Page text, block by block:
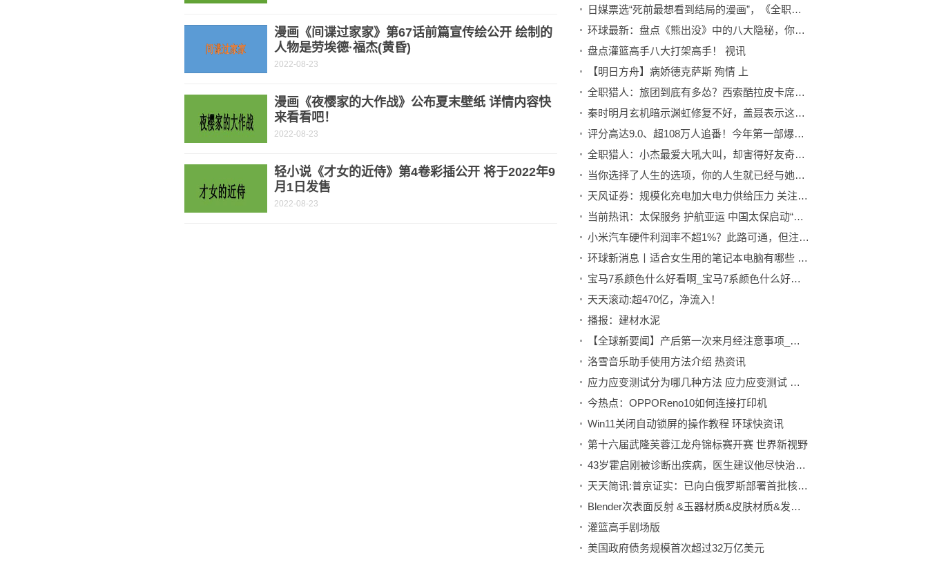
漫画《间谍过家家》第67话前篇宣传绘公开 绘制的
人物是劳埃德·福杰(黄昏)
2022-08-23
漫画《夜樱家的大作战》公布夏末壁纸 详情内容快
来看看吧！
2022-08-23
轻小说《才女的近侍》第4卷彩插公开 将于2022年9
月1日发售
2022-08-23
日媒票选“死前最想看到结局的漫画”，《全职猎人》排第三|每日看点
环球最新：盘点《熊出没》中的八大隐秘，你知道熊二的梦中情人是谁吗？
盘点灌篮高手八大打架高手！ 视讯
【明日方舟】病娇德克萨斯 殉情 上
全职猎人：旅团到底有多怂？西索酷拉皮卡席巴杀团员均保存沉默？ 全球速读
秦时明月玄机暗示渊虹修复不好，盖聂表示这都无所谓有它足以
评分高达9.0、超108万人追番！今年第一部爆款国漫出现了_天天最新
全职猎人：小杰最爱大吼大叫，却害得好友奇牙两次差点送命 独家
当你选择了人生的选项，你的人生就已经与她密不可分——加藤惠（动漫人物点评第2期）
天风证券：规模化充电加大电力供给压力 关注虚拟电厂等相关标的 天天观热点
当前热讯：太保服务 护航亚运 中国太保启动“携手迎亚运 太保伴你行”主题活动
小米汽车硬件利润率不超1%？此路可通，但注定艰难
环球新消息丨适合女生用的笔记本电脑有哪些 适合女生用的笔记本电脑
宝马7系颜色什么好看啊_宝马7系颜色什么好看 焦点短讯
天天滚动:超470亿，净流入！
播报：建材水泥
【全球新要闻】产后第一次来月经注意事项_产后第一次月经几天正常
洛雪音乐助手使用方法介绍 热资讯
应力应变测试分为哪几种方法 应力应变测试 焦点简讯
今热点：OPPOReno10如何连接打印机
Win11关闭自动锁屏的操作教程 环球快资讯
第十六届武隆芙蓉江龙舟锦标赛开赛 世界新视野
43岁霍启刚被诊断出疾病，医生建议他尽快治疗，严重或危及生命 天天新消息
天天简讯:普京证实：已向白俄罗斯部署首批核弹头
Blender次表面反射 &玉器材质&皮肤材质&发光材质_今日讯
灌篮高手剧场版
美国政府债务规模首次超过32万亿美元